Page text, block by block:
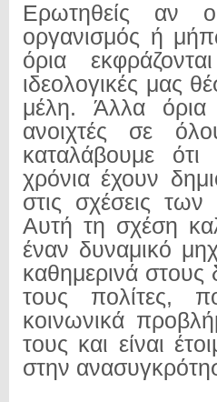
Ερωτηθείς αν
οργανισμός ή
όρια
ιδεολογικές μας
μέλη. Άλλα όρια
ανοιχτές σε
καταλάβουμε
χρόνια έχουν
στις σχέσεις
Αυτή τη σχέση
έναν δυναμικό
καθημερινά
τους πολίτες,
κοινωνικά
τους και είναι
στην